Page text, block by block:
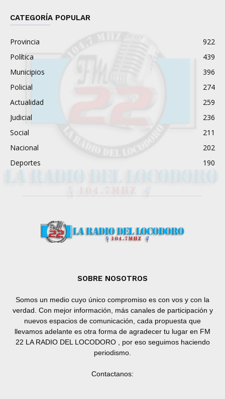
CATEGORÍA POPULAR
Provincia
922
Política
439
Municipios
396
Policial
274
Actualidad
259
Judicial
236
Social
211
Nacional
202
Deportes
190
SOBRE NOSOTROS
Somos un medio cuyo único compromiso es con vos y con la
verdad. Con mejor información, más canales de participación y
nuevos espacios de comunicación, cada propuesta que
llevamos adelante es otra forma de agradecer tu lugar en FM
22 LA RADIO DEL LOCODORO , por eso seguimos haciendo
periodismo.
Contactanos: